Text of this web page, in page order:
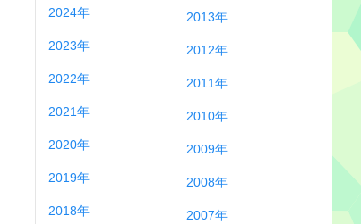
2024年
2023年
2022年
2021年
2020年
2019年
2018年
2013年
2012年
2011年
2010年
2009年
2008年
2007年